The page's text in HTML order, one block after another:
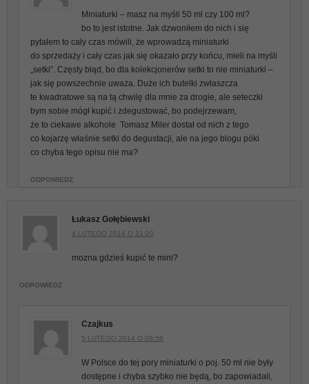
Miniaturki – masz na myśli 50 ml czy 100 ml?
bo to jest istotne. Jak dzwoniłem do nich i się
pytałem to cały czas mówili, że wprowadzą miniaturki
do sprzedaży i cały czas jak się okazało przy końcu, mieli na myśli
„setki”. Częsty błąd, bo dla kolekcjonerów setki to nie miniaturki –
jak się powszechnie uważa. Duże ich butelki zwłaszcza
te kwadratowe są na tą chwilę dla mnie za drogie, ale seteczki
bym sobie mógł kupić i zdegustować, bo podejrzewam,
że to ciekawe alkohole Tomasz Miler dostał od nich z tego
co kojarzę właśnie setki do degustacji, ale na jego blogu póki
co chyba tego opisu nie ma?
ODPOWIEDZ
Łukasz Gołębiewski
4 LUTEGO 2014 O 21:20
mozna gdzieś kupić te mini?
ODPOWIEDZ
Czajkus
5 LUTEGO 2014 O 09:58
W Polsce do tej pory miniaturki o poj. 50 ml nie były
dostępne i chyba szybko nie będą, bo zapowiadali,